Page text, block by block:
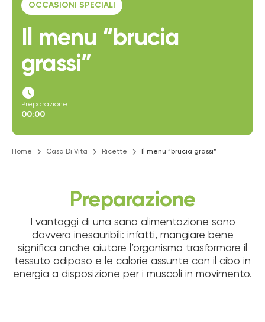
OCCASIONI SPECIALI
Il menu “brucia
grassi”
access_time_filled
Preparazione
00:00
Home Casa Di Vita Ricette Il menu “brucia grassi”
Preparazione
I vantaggi di una sana alimentazione sono
davvero inesauribili: infatti, mangiare bene
significa anche aiutare l’organismo trasformare il
tessuto adiposo e le calorie assunte con il cibo in
energia a disposizione per i muscoli in movimento.